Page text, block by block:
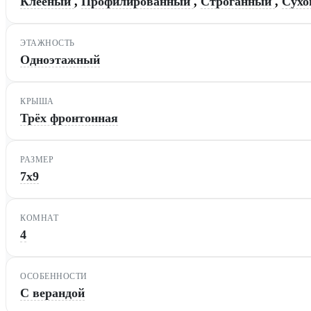
ЭТАЖНОСТЬ
Одноэтажный
КРЫША
Трёх фронтонная
РАЗМЕР
7х9
КОМНАТ
4
ОСОБЕННОСТИ
С верандой